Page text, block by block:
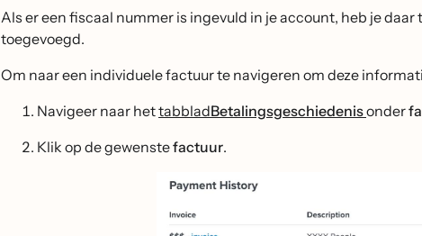
Als er een fiscaal nummer is ingevuld in je account, heb je
toegevoegd.
Om naar een individuele factuur te navigeren om deze
Navigeer naar hettabbladBetalingsgeschiedenisonder
Klik op de gewenstefactuur.